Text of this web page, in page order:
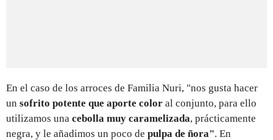
En el caso de los arroces de Familia Nuri, "nos gusta hacer
un sofrito potente que aporte color al conjunto, para ello
utilizamos una cebolla muy caramelizada, prácticamente
negra, y le añadimos un poco de pulpa de ñora". En